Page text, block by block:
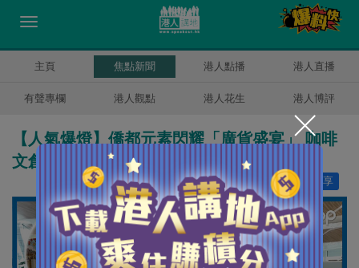
主頁 焦點新聞 港人點播 港人直播
有聲專欄 港人觀點 港人花生 港人博評
【人氣爆燈】僑都元素閃耀「廣貨盛宴」 咖啡
文創成焦點
分享
讚好 1